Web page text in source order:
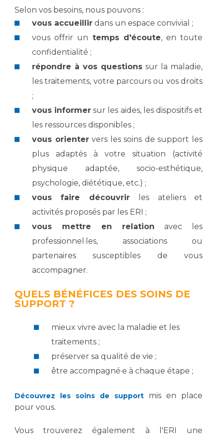
Cancer
Médecine nucléaire
Maladies rares
Maternité Hôpital Nord
Vos représentants
La Commission Des Usagers (CDU)
Le projet des usagers
Qualité
Sécurité
Les recherches en santé à l’AP-HM
Lieu de santé sans tabac
Anatomie et Cytologie Pathologiques
Adresser un examen au Laboratoire d'Infectiologie
Centres de référence Maladies Rares
Plateforme d'Expertise Maladies Rares
Presse / Multimédia
Fournisseurs
Rôles et missions
Selon vos besoins, nous pouvons :
vous accueillir dans un espace convivial ;
vous offrir un temps d'écoute, en toute
confidentialité ;
répondre à vos questions sur la maladie,
les traitements, votre parcours ou vos droits
;
vous informer sur les aides, les dispositifs et
les ressources disponibles ;
vous orientervers les soins de support les
plus adaptés à votre situation (activité
physique adaptée, socio-esthétique,
psychologie, diététique, etc.) ;
vous faire découvrir
les ateliers et
activités proposés par les ERI ;
vous mettre en relation avec les
professionnel·les, associations ou
partenaires susceptibles de vous
accompagner.
QUELS BÉNÉFICES DES SOINS DE
SUPPORT ?
mieux vivre avec la maladie et les
traitements ;
préserver sa qualité de vie ;
être accompagné·e à chaque étape ;
Découvrez les soins de support mis en place
pour vous.
Vous trouverez également à l'ERI une